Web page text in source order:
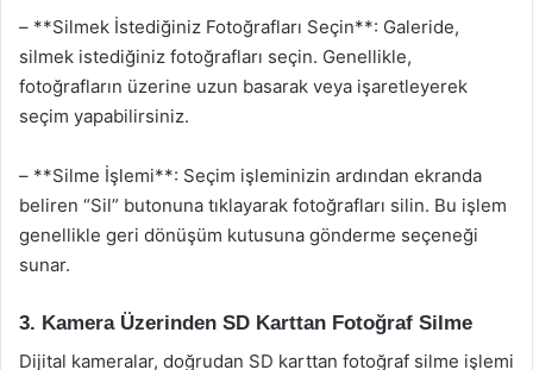
– **Silmek İstediğiniz Fotoğrafları Seçin**: Galeride,
silmek istediğiniz fotoğrafları seçin. Genellikle,
fotoğrafların üzerine uzun basarak veya işaretleyerek
seçim yapabilirsiniz.
– **Silme İşlemi**: Seçim işleminizin ardından ekranda
beliren “Sil” butonuna tıklayarak fotoğrafları silin. Bu işlem
genellikle geri dönüşüm kutusuna gönderme seçeneği
sunar.
3. Kamera Üzerinden SD Karttan Fotoğraf Silme
Dijital kameralar, doğrudan SD karttan fotoğraf silme işlemi